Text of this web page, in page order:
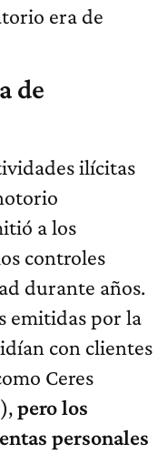
era de
de
ilícitas
a los
controles
durante años.
emitidas por la
con clientes
Ceres
pero los
personales